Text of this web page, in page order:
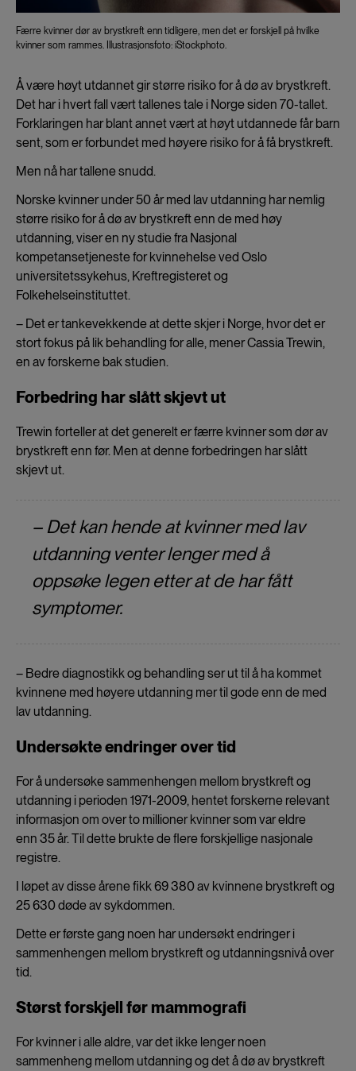
Færre kvinner dør av brystkreft enn tidligere, men det er forskjell på hvilke
kvinner som rammes. Illustrasjonsfoto: iStockphoto.
Å være høyt utdannet gir større risiko for å dø av brystkreft.
Det har i hvert fall vært tallenes tale i Norge siden 70-tallet.
Forklaringen har blant annet vært at høyt utdannede får barn
sent, som er forbundet med høyere risiko for å få brystkreft.
Men nå har tallene snudd.
Norske kvinner under 50 år med lav utdanning har nemlig
større risiko for å dø av brystkreft enn de med høy
utdanning, viser en ny studie fra Nasjonal
kompetansetjeneste for kvinnehelse ved Oslo
universitetssykehus, Kreftregisteret og
Folkehelseinstituttet.
– Det er tankevekkende at dette skjer i Norge, hvor det er
stort fokus på lik behandling for alle, mener Cassia Trewin,
en av forskerne bak studien.
Forbedring har slått skjevt ut
Trewin forteller at det generelt er færre kvinner som dør av
brystkreft enn før. Men at denne forbedringen har slått
skjevt ut.
– Det kan hende at kvinner med lav
utdanning venter lenger med å
oppsøke legen etter at de har fått
symptomer.
– Bedre diagnostikk og behandling ser ut til å ha kommet
kvinnene med høyere utdanning mer til gode enn de med
lav utdanning.
Undersøkte endringer over tid
For å undersøke sammenhengen mellom brystkreft og
utdanning i perioden 1971-2009, hentet forskerne relevant
informasjon om over to millioner kvinner som var eldre
enn 35 år. Til dette brukte de flere forskjellige nasjonale
registre.
I løpet av disse årene fikk 69 380 av kvinnene brystkreft og
25 630 døde av sykdommen.
Dette er første gang noen har undersøkt endringer i
sammenhengen mellom brystkreft og utdanningsnivå over
tid.
Størst forskjell før mammografi
For kvinner i alle aldre, var det ikke lenger noen
sammenheng mellom utdanning og det å dø av brystkreft